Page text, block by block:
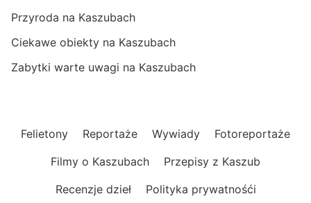
Przyroda na Kaszubach
Ciekawe obiekty na Kaszubach
Zabytki warte uwagi na Kaszubach
Felietony Reportaże Wywiady
Fotoreportaże
Filmy o Kaszubach
Przepisy z Kaszub
Recenzje dzieł
Polityka prywatnośći